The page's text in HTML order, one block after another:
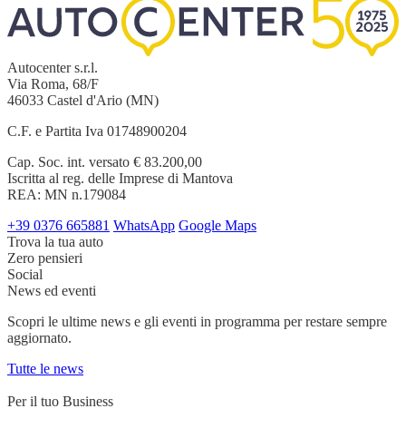
Autocenter s.r.l.
Via Roma, 68/F
46033 Castel d'Ario (MN)
C.F. e Partita Iva 01748900204
Cap. Soc. int. versato € 83.200,00
Iscritta al reg. delle Imprese di Mantova
REA: MN n.179084
+39 0376 665881 WhatsApp Google Maps
Trova la tua auto
Zero pensieri
Social
News ed eventi
Scopri le ultime news e gli eventi in programma per restare sempre
aggiornato.
Tutte le news
Per il tuo Business